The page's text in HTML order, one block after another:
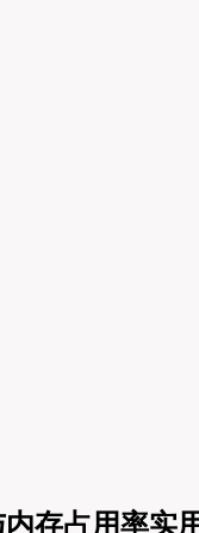
存占用率实